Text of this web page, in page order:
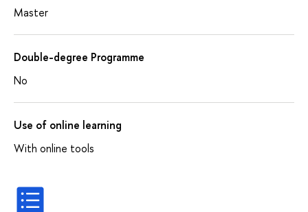
Master
Double-degree Programme
No
Use of online learning
With online tools